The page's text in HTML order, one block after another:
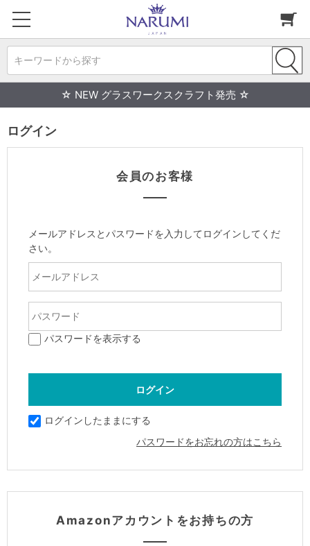
キーワードから探す
☆ NEW グラスワークスクラフト発売 ☆
ログイン
会員のお客様
メールアドレスとパスワードを入力してログインしてくだ
さい。
パスワードを表示する
ログインしたままにする
パスワードをお忘れの方はこちら
Amazonアカウントをお持ちの方